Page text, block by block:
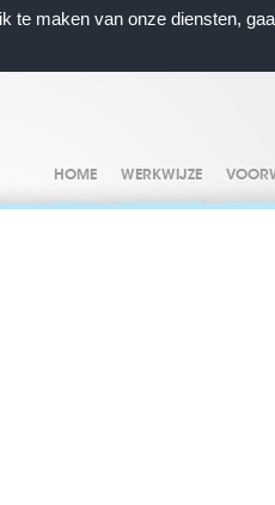
te maken van onze diensten,
HOME WERKWIJZE